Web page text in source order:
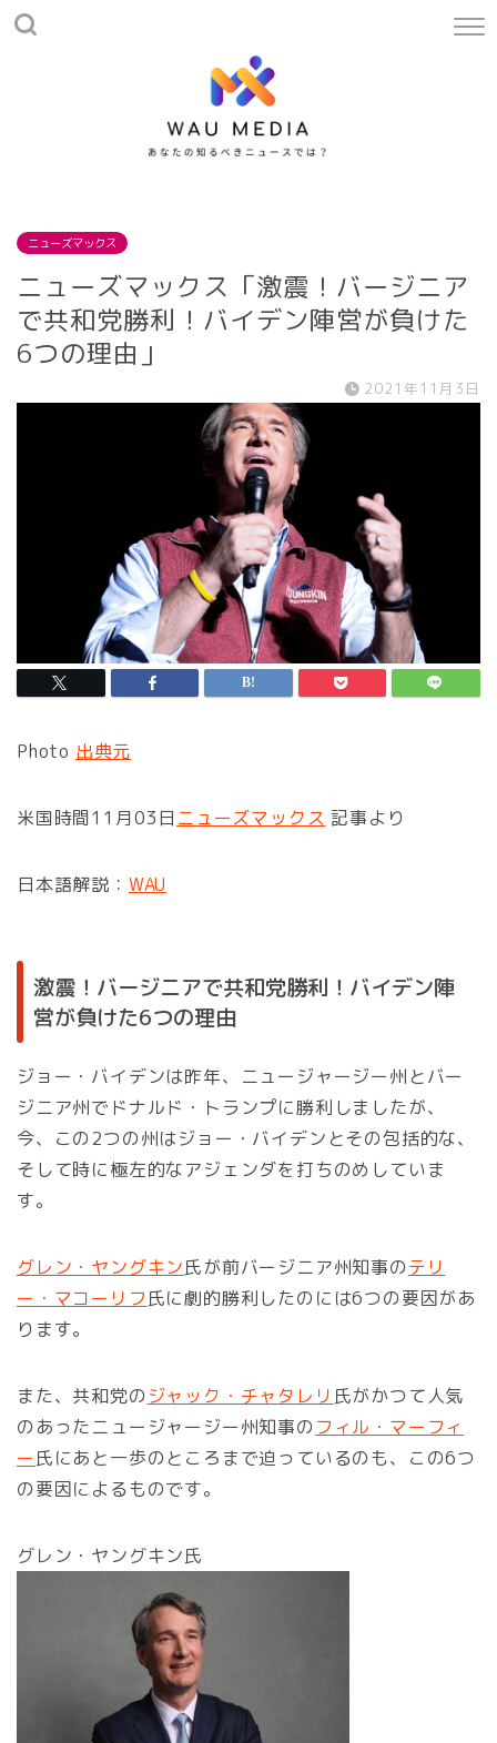
ニューズマックス
ニューズマックス「激震！バージニア
で共和党勝利！バイデン陣営が負けた
6つの理由」
2021年11月3日
Photo 出典元
米国時間11月03日 ニューズマックス 記事より
日本語解説： WAU
激震！バージニアで共和党勝利！バイデン陣
営が負けた6つの理由
ジョー・バイデンは昨年、ニュージャージー州とバー
ジニア州でドナルド・トランプに勝利しましたが、
今、この2つの州はジョー・バイデンとその包括的な、
そして時に極左的なアジェンダを打ちのめしていま
す。
グレン・ヤングキン氏が前バージニア州知事のテリ
ー・マコーリフ 氏に劇的勝利したのには6つの要因があ
ります。
また、共和党の ジャック・チャタレリ 氏がかつて人気
のあったニュージャージー州知事の フィル・マーフィ
ー 氏にあと一歩のところまで迫っているのも、この6つ
の要因によるものです。
グレン・ヤングキン氏